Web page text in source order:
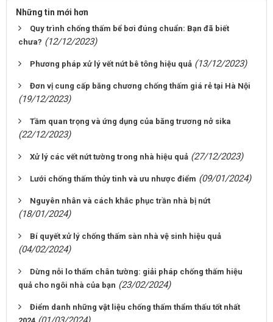
Những tin mới hơn
Quy trình chống thấm bể bơi đúng chuẩn: Bạn đã biết
chưa? (12/12/2023)
Phương pháp xử lý vết nứt bê tông hiệu quả (13/12/2023)
Đơn vị cung cấp băng chương chống thấm giá rẻ tại Hà Nội
(19/12/2023)
Tầm quan trọng và ứng dụng của băng trương nở sika
(22/12/2023)
Xử lý các vết nứt tường trong nhà hiệu quả (27/12/2023)
Lưới chống thấm thủy tinh và ưu nhược điểm (09/01/2024)
Nguyên nhân và cách khắc phục trần nhà bị nứt
(18/01/2024)
Bí quyết xử lý chống thấm sàn nhà vệ sinh hiệu quả
(04/02/2024)
Dừng nỗi lo thấm chân tường: giải pháp chống thấm hiệu
quả cho ngôi nhà của bạn (23/02/2024)
Điểm danh những vật liệu chống thấm thẩm thấu tốt nhất